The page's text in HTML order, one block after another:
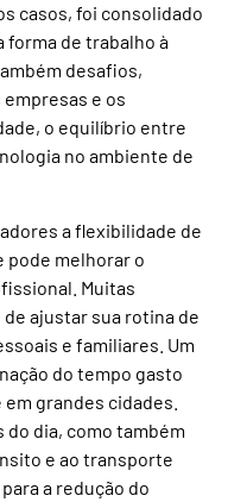
casos, foi consolidado
forma de trabalho à
desafios,
e os
o equilíbrio entre
no ambiente de
a flexibilidade de
pode melhorar o
Muitas
ajustar sua rotina de
e familiares. Um
do tempo gasto
grandes cidades.
do dia, como também
e ao transporte
a redução do